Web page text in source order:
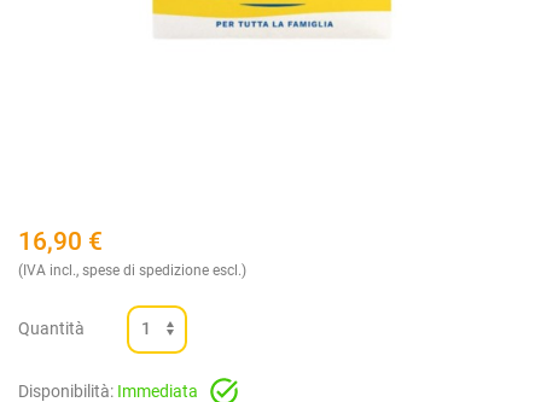
16,90 €
(IVA incl., spese di spedizione escl.)
Quantità
Disponibilità: Immediata